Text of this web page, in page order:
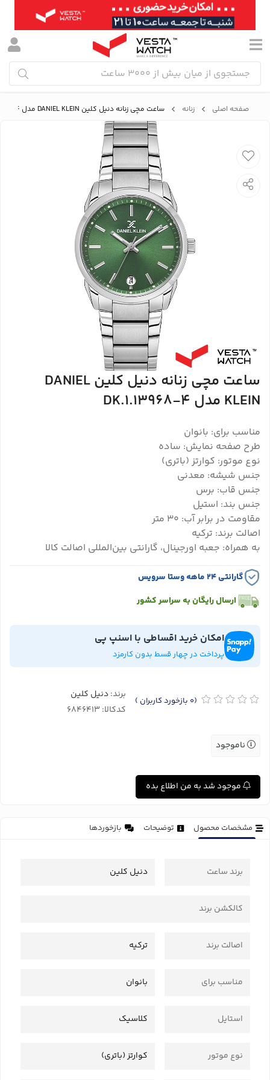
صفحه اصلی زنانه ساعت مچی زنانه دنیل کلین DANIEL KLEIN مدل DK.1.13968-4
ساعت مچی زنانه دنیل کلین DANIEL
KLEIN مدل DK.1.13968-4
مناسب برای: بانوان
طرح صفحه نمایش: ساده
نوع موتور: کوارتز (باتری)
جنس شیشه: معدنی
جنس قاب: برس
جنس بند: استیل
مقاومت در برابر آب: 30 متر
اصالت برند: ترکیه
به همراه: جعبه اورجینال، گارانتی بین‌المللی اصالت کالا
گارانتی ۲۴ ماهه وستا سرویس
ارسال رایگان به سراسر کشور
امکان خرید اقساطی با اسنپ پی
پرداخت در چهار قسط بدون کارمزد
(0 بازخورد کاربران ) برند:دنیل کلین
کدکالا:
ناموجود
موجود شد به من اطلاع بده
مشخصات محصول توضیحات بازخوردها
برند ساعت دنیل کلین
کالکشن برند
اصالت برند ترکیه
مناسب برای بانوان
استایل کلاسیک
نوع موتور کوارتز (باتری)